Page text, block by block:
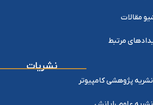
مقالات
مرتبط
نشریات
نشریه پژوهشی کامپیوتر